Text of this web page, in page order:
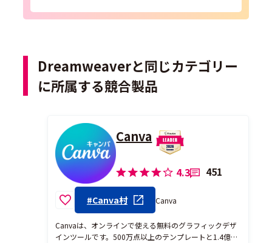
Dreamweaverと同じカテゴリー
に所属する競合製品
Canva
4.3 451
#Canva村 Canva
Canvaは、オンラインで使える無料のグラフィックデザ
インツールです。500万点以上のテンプレートと1.4億点